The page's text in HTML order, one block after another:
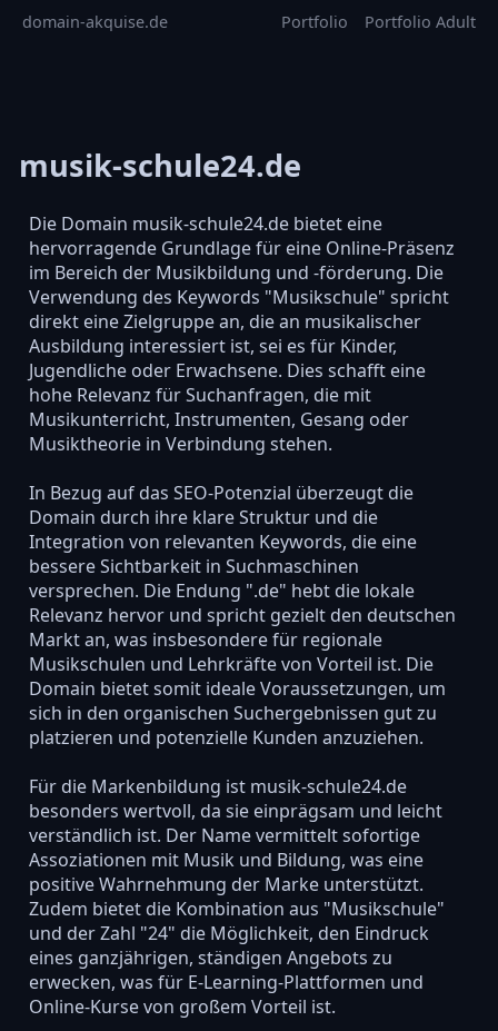
domain-akquise.de Portfolio Portfolio Adult
musik-schule24.de
Die Domain musik-schule24.de bietet eine
hervorragende Grundlage für eine Online-Präsenz
im Bereich der Musikbildung und -förderung. Die
Verwendung des Keywords "Musikschule" spricht
direkt eine Zielgruppe an, die an musikalischer
Ausbildung interessiert ist, sei es für Kinder,
Jugendliche oder Erwachsene. Dies schafft eine
hohe Relevanz für Suchanfragen, die mit
Musikunterricht, Instrumenten, Gesang oder
Musiktheorie in Verbindung stehen.
In Bezug auf das SEO-Potenzial überzeugt die
Domain durch ihre klare Struktur und die
Integration von relevanten Keywords, die eine
bessere Sichtbarkeit in Suchmaschinen
versprechen. Die Endung ".de" hebt die lokale
Relevanz hervor und spricht gezielt den deutschen
Markt an, was insbesondere für regionale
Musikschulen und Lehrkräfte von Vorteil ist. Die
Domain bietet somit ideale Voraussetzungen, um
sich in den organischen Suchergebnissen gut zu
platzieren und potenzielle Kunden anzuziehen.
Für die Markenbildung ist musik-schule24.de
besonders wertvoll, da sie einprägsam und leicht
verständlich ist. Der Name vermittelt sofortige
Assoziationen mit Musik und Bildung, was eine
positive Wahrnehmung der Marke unterstützt.
Zudem bietet die Kombination aus "Musikschule"
und der Zahl "24" die Möglichkeit, den Eindruck
eines ganzjährigen, ständigen Angebots zu
erwecken, was für E-Learning-Plattformen und
Online-Kurse von großem Vorteil ist.